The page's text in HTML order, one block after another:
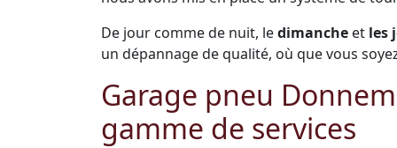
De jour comme de nuit, ledimanche et les
un dépannage de qualité, où que vous
Garage pneu
gamme de services